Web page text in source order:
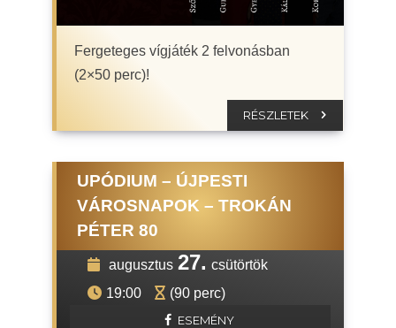
Fergeteges vígjáték 2 felvonásban
(2×50 perc)!
RÉSZLETEK
UPÓDIUM – ÚJPESTI
VÁROSNAPOK – TROKÁN
PÉTER 80
augusztus 27. csütörtök
19:00
(90 perc)
ESEMÉNY